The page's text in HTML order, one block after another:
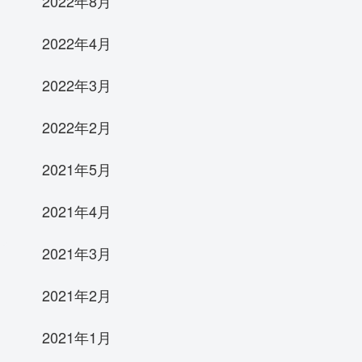
2022年4月
2022年3月
2022年2月
2021年5月
2021年4月
2021年3月
2021年2月
2021年1月